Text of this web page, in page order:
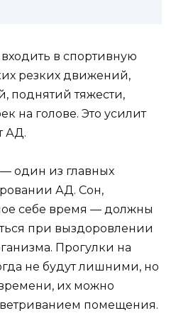
в спортивную
резких движений,
поднятий тяжести,
на голове. Это усилит
АД.
один из главных
АД. Сон,
себе время — должны
при выздоровлении
Прогулки на
не будут лишними, но
их можно
помещения.